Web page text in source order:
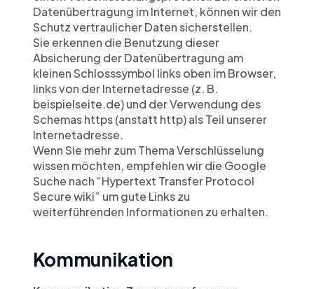
Datenübertragung im Internet, können wir den
Schutz vertraulicher Daten sicherstellen.
Sie erkennen die Benutzung dieser
Absicherung der Datenübertragung am
kleinen Schlosssymbol links oben im Browser,
links von der Internetadresse (z. B.
beispielseite.de) und der Verwendung des
Schemas https (anstatt http) als Teil unserer
Internetadresse.
Wenn Sie mehr zum Thema Verschlüsselung
wissen möchten, empfehlen wir die Google
Suche nach “Hypertext Transfer Protocol
Secure wiki” um gute Links zu
weiterführenden Informationen zu erhalten.
Kommunikation